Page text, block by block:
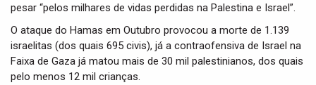
pesar “pelos milhares de vidas perdidas na Palestina e Israel”.
O ataque do Hamas em Outubro provocou a morte de 1.139
israelitas (dos quais 695 civis), já a contraofensiva de Israel na
Faixa de Gaza já matou mais de 30 mil palestinianos, dos quais
pelo menos 12 mil crianças.